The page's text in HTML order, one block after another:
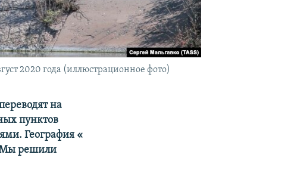
2020 года (иллюстрационное фото)
на
пунктов
География «​
Мы решили